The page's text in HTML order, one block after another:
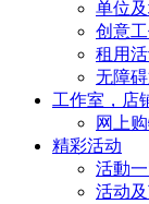
单位
创意
租用
无障
工作室，店
网上
精彩活动
活動
活动及